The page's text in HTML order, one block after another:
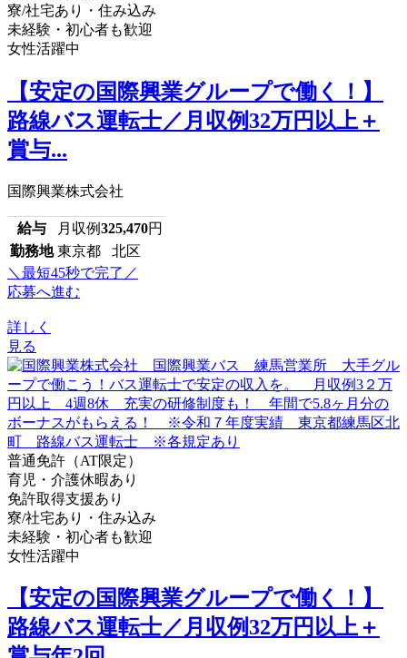
寮/社宅あり・住み込み
未経験・初心者も歓迎
女性活躍中
【安定の国際興業グループで働く！】
路線バス運転士／月収例32万円以上＋
賞与...
国際興業株式会社
給与 月収例325,470円
勤務地 東京都 北区
＼最短45秒で完了／
応募へ進む
詳しく
見る
普通免許（AT限定）
育児・介護休暇あり
免許取得支援あり
寮/社宅あり・住み込み
未経験・初心者も歓迎
女性活躍中
【安定の国際興業グループで働く！】
路線バス運転士／月収例32万円以上＋